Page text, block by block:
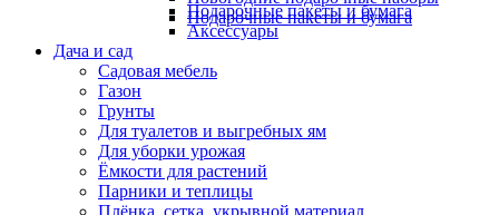
Подарочные пакеты и бумага
Подарочные пакеты и бумага
Аксессуары
Дача и сад
Садовая мебель
Газон
Грунты
Для туалетов и выгребных ям
Для уборки урожая
Ёмкости для растений
Парники и теплицы
Плёнка, сетка, укрывной материал